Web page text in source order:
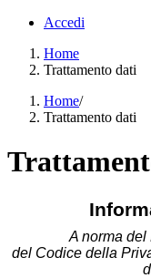
Accedi
Home
Trattamento dati
Home/
Trattamento dati
A norma
del Codice della